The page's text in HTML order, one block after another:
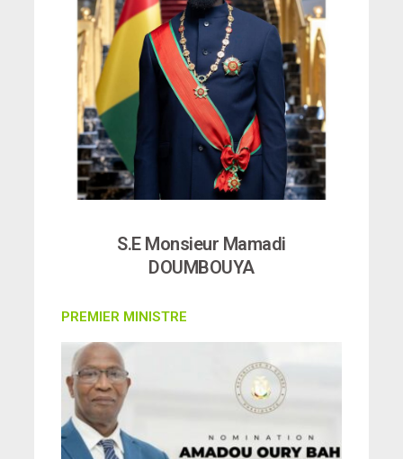
S.E Monsieur Mamadi
DOUMBOUYA
PREMIER MINISTRE